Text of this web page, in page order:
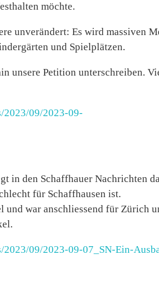
möchte.
unverändert: Es wird massiven
und Spielplätzen.
unsere Petition unterschreiben.
2023/09/2023-09-
in den Schaffhauer Nachrichten
für Schaffhausen ist.
und war anschliessend für Zürich
09/2023-09-07_SN-Ein-